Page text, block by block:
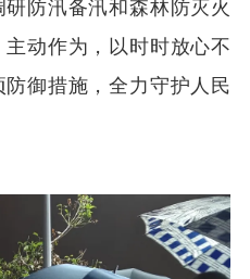
动作为，以时时放心不
御措施，全力守护人民